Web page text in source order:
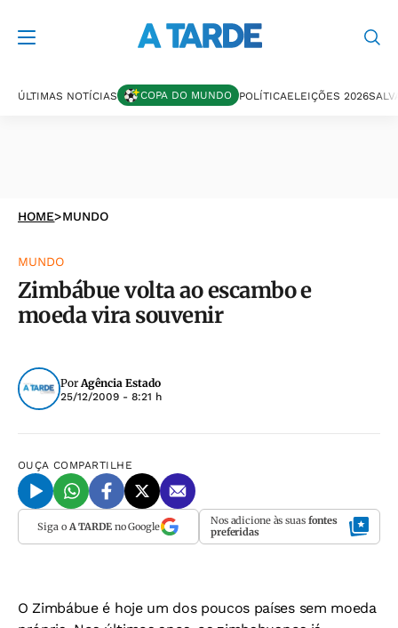
ÚLTIMAS NOTÍCIAS COPA DO MUNDO POLÍTICAELEIÇÕES 2026
HOME>MUNDO
MUNDO
Zimbábue volta ao escambo e
moeda vira souvenir
PorAgência Estado
25/12/2009 - 8:21 h
OUÇA COMPARTILHE
Siga o A TARDEno Google Nos adicione às suas fontes
preferidas
O Zimbábue é hoje um dos poucos países sem moeda